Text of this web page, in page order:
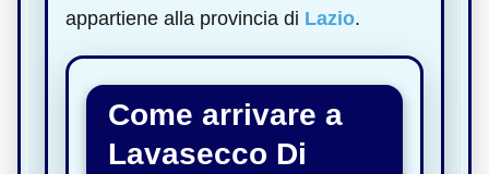
appartiene alla provincia di Lazio.
Come arrivare a
Lavasecco Di